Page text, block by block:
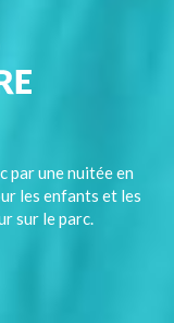
par une nuitée en
les enfants et les
sur le parc.